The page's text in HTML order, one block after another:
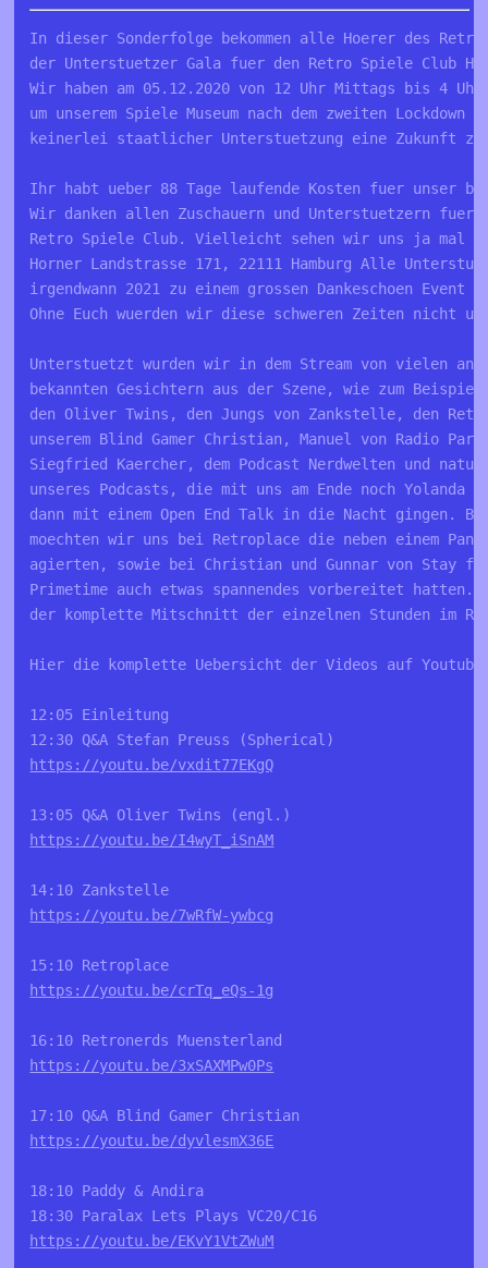
In dieser Sonderfolge bekommen alle Hoerer des
der Unterstuetzer Gala fuer den Retro Spiele Club
Wir haben am 05.12.2020 von 12 Uhr Mittags bis 4
um unserem Spiele Museum nach dem zweiten Lockdown
keinerlei staatlicher Unterstuetzung eine Zukunft
Ihr habt ueber 88 Tage laufende Kosten fuer unser
Wir danken allen Zuschauern und Unterstuetzern
Retro Spiele Club. Vielleicht sehen wir uns ja mal
Horner Landstrasse 171, 22111 Hamburg Alle
irgendwann 2021 zu einem grossen Dankeschoen Event
Ohne Euch wuerden wir diese schweren Zeiten nicht
Unterstuetzt wurden wir in dem Stream von vielen
bekannten Gesichtern aus der Szene, wie zum
den Oliver Twins, den Jungs von Zankstelle, den
unserem Blind Gamer Christian, Manuel von Radio
Siegfried Kaercher, dem Podcast Nerdwelten und
unseres Podcasts, die mit uns am Ende noch Yolanda
dann mit einem Open End Talk in die Nacht gingen.
moechten wir uns bei Retroplace die neben einem
agierten, sowie bei Christian und Gunnar von Stay
Primetime auch etwas spannendes vorbereitet
der komplette Mitschnitt der einzelnen Stunden im
Hier die komplette Uebersicht der Videos auf
12:05 Einleitung
https://youtu.be/vxdit77EKgQ
https://youtu.be/I4wyT_iSnAM
https://youtu.be/7wRfW-ywbcg
https://youtu.be/crTq_eQs-1g
https://youtu.be/3xSAXMPw0Ps
https://youtu.be/dyvlesmX36E
18:10 Paddy & Andira
https://youtu.be/EKvY1VtZWuM